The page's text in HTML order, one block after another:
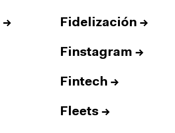
→ Fidelización →
Finstagram →
Fintech →
Fleets →